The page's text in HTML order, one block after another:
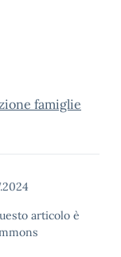
famiglie
articolo è